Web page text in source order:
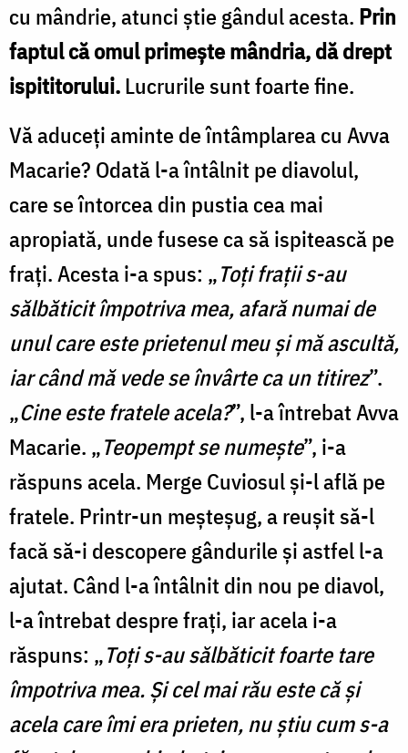
cu mândrie, atunci ştie gândul acesta. Prin
faptul că omul primeşte mândria, dă drept
ispititorului.Lucrurile sunt foarte fine.
Vă aduceţi aminte de întâmplarea cu Avva
Macarie? Odată l-a întâlnit pe diavolul,
care se întorcea din pustia cea mai
apropiată, unde fusese ca să ispitească pe
fraţi. Acesta i-a spus: „Toţi fraţii s-au
sălbăticit împotriva mea, afară numai de
unul care este prietenul meu şi mă ascultă,
iar când mă vede se învârte ca un titirez”.
„Cine este fratele acela?”, l-a întrebat Avva
Macarie. „Teopempt se numeşte”, i-a
răspuns acela. Merge Cuviosul şi-l află pe
fratele. Printr-un meşteşug, a reuşit să-l
facă să-i descopere gândurile şi astfel l-a
ajutat. Când l-a întâlnit din nou pe diavol,
l-a întrebat despre fraţi, iar acela i-a
răspuns: „Toţi s-au sălbăticit foarte tare
împotriva mea. Şi cel mai rău este că şi
acela care îmi era prieten, nu ştiu cum s-a